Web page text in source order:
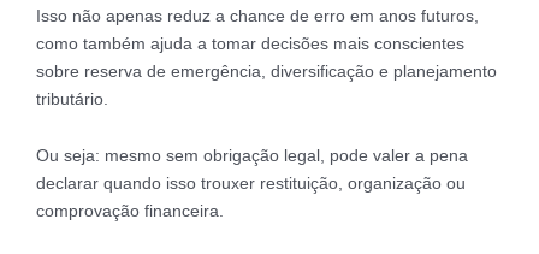
Isso não apenas reduz a chance de erro em anos futuros,
como também ajuda a tomar decisões mais conscientes
sobre reserva de emergência, diversificação e planejamento
tributário.
Ou seja: mesmo sem obrigação legal, pode valer a pena
declarar quando isso trouxer restituição, organização ou
comprovação financeira.